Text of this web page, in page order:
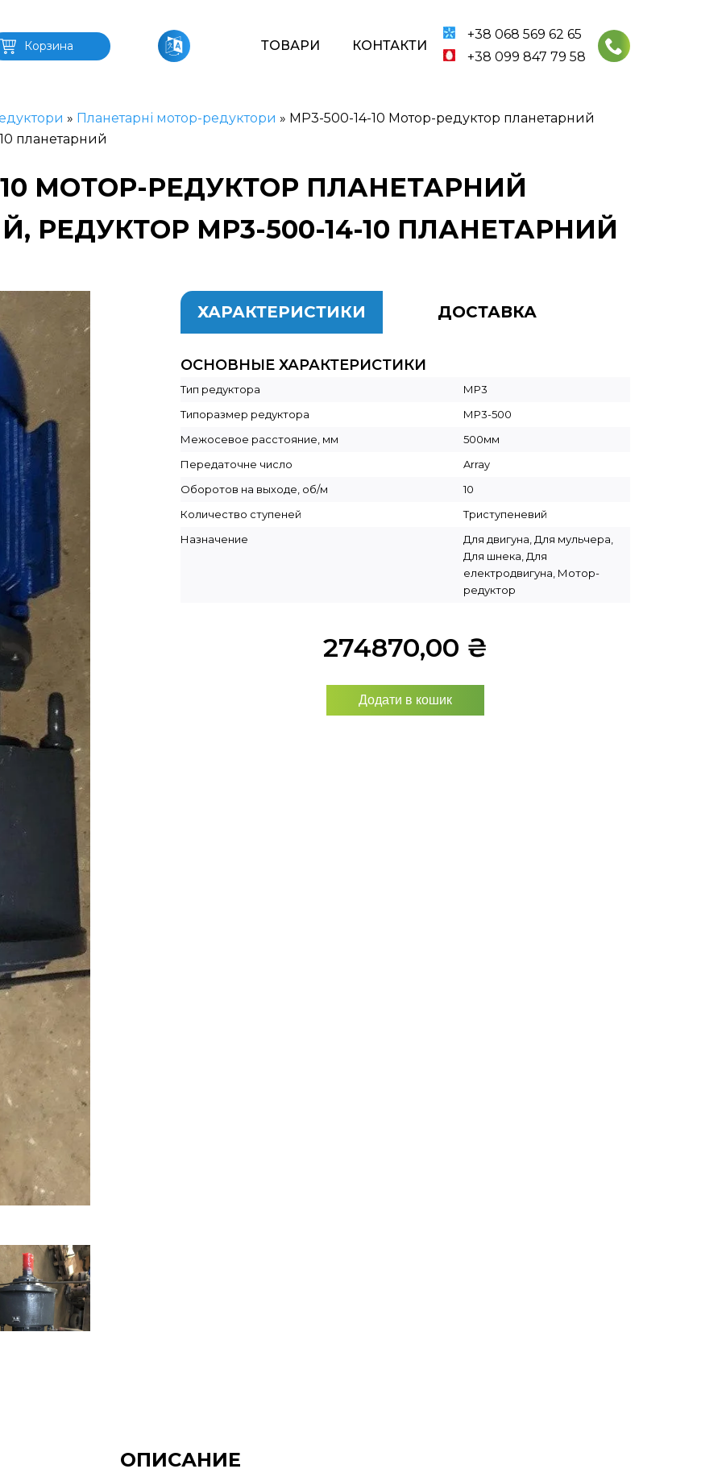
Корзина ТОВАРИ КОНТАКТИ
+38 068 569 62 65
+38 099 847 79 58
» Планетарні мотор-редуктори » МР3-500-14-10 Мотор-редуктор планетарний
планетарний
10 МОТОР-РЕДУКТОР ПЛАНЕТАРНИЙ
РЕДУКТОР МР3-500-14-10 ПЛАНЕТАРНИЙ
ХАРАКТЕРИСТИКИ ДОСТАВКА
ОСНОВНЫЕ ХАРАКТЕРИСТИКИ
Тип редуктора
МР3
Типоразмер редуктора
МР3-500
Межосевое расстояние, мм
500мм
Передаточне число
Array
Оборотов на выходе, об/м
10
Количество ступеней
Триступеневий
Назначение
Для двигуна, Для мульчера,
Для шнека, Для
електродвигуна, Мотор-
редуктор
274870,00 ₴
Додати в кошик
ОПИСАНИЕ